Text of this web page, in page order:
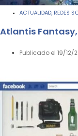
ACTUALIDAD, REDES
Atlantis
Publicado el 19/12/